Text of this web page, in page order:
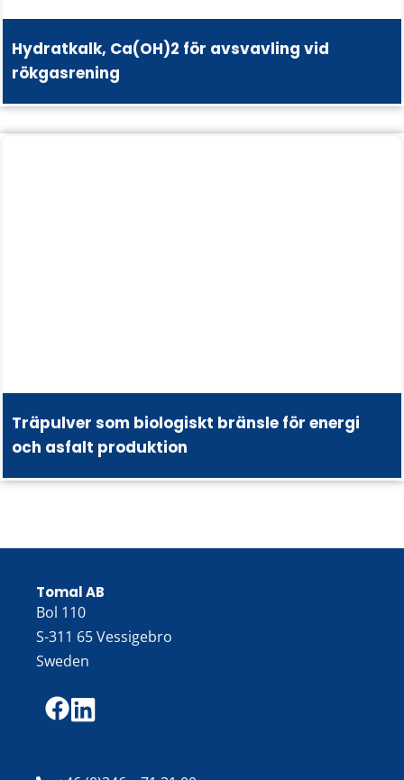
Hydratkalk, Ca(OH)2 för avsvavling vid
rökgasrening
Träpulver som biologiskt bränsle för energi
och asfalt produktion
Tomal AB
Bol 110
S-311 65 Vessigebro
Sweden